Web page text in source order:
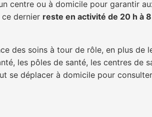
centre ou à domicile pour garantir
dernier reste en activité de 20 h à
des soins à tour de rôle, en plus de
les pôles de santé, les centres de
se déplacer à domicile pour